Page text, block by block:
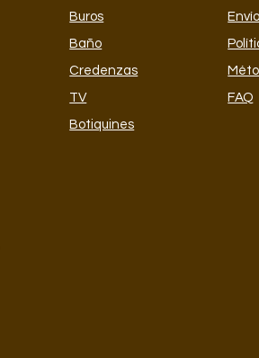
Buros
Baño
Credenzas
TV
Botiquines
FAQ